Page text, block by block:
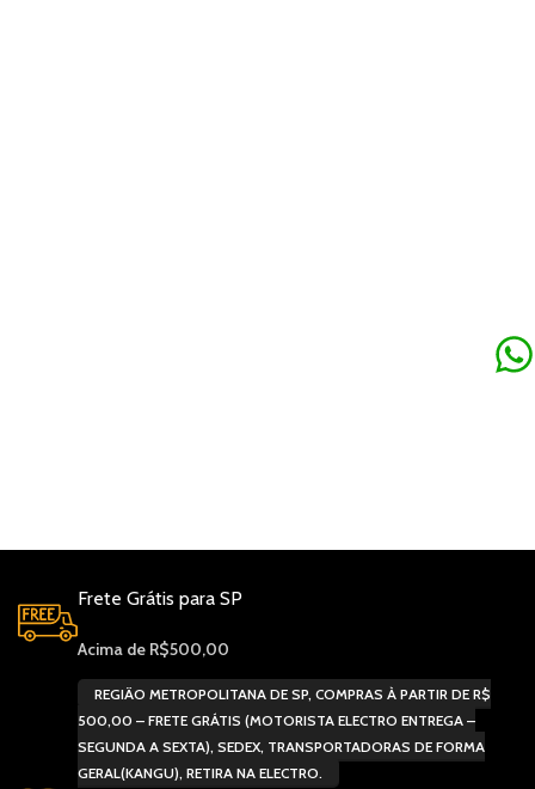
Frete Grátis para SP
Acima de R$500,00
REGIÃO METROPOLITANA DE SP, COMPRAS À PARTIR DE R$
500,00 – FRETE GRÁTIS (MOTORISTA ELECTRO ENTREGA –
SEGUNDA A SEXTA), SEDEX, TRANSPORTADORAS DE FORMA
GERAL(KANGU), RETIRA NA ELECTRO.